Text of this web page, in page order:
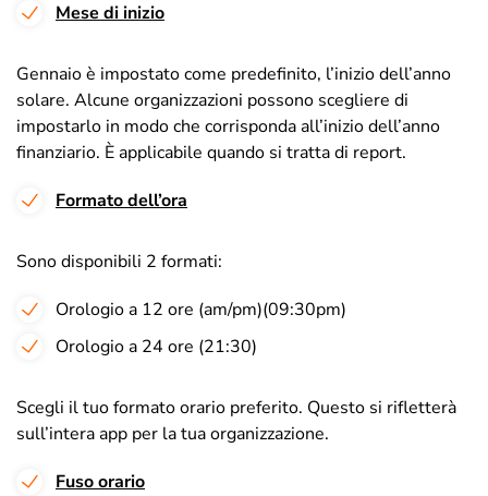
Mese di inizio
Gennaio è impostato come predefinito, l’inizio dell’anno
solare. Alcune organizzazioni possono scegliere di
impostarlo in modo che corrisponda all’inizio dell’anno
finanziario. È applicabile quando si tratta di report.
Formato dell’ora
Sono disponibili 2 formati:
Orologio a 12 ore (am/pm)(09:30pm)
Orologio a 24 ore (21:30)
Scegli il tuo formato orario preferito. Questo si rifletterà
sull’intera app per la tua organizzazione.
Fuso orario